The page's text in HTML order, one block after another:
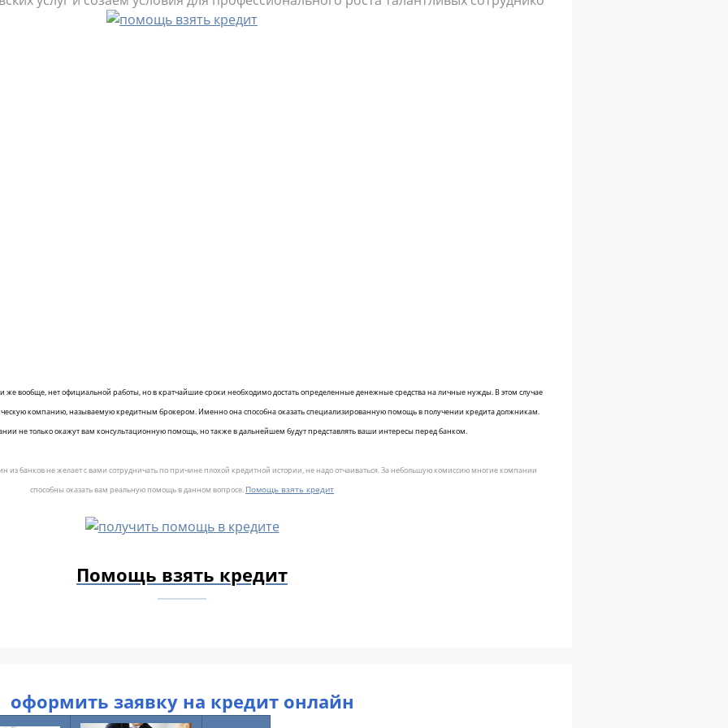
же вообще, нет официальной работы, но в кратчайшие сроки необходимо достать определенные денежные средства на личные нужды. В этом случае
компанию, называемую кредитным брокером. Именно она способна оказать специализированную помощь в получении кредита должникам.
не только окажут вам консультационную помощь, но также в дальнейшем будут представлять ваши интересы перед банком.
из банков не желает с вами сотрудничать по причине плохой кредитной истории, не надо отчаиваться. За небольшую комиссию многие компании
способны оказать вам реальную помощь в данном вопросе. Помощь взять кредит
Помощь взять кредит
оформить заявку на кредит онлайн